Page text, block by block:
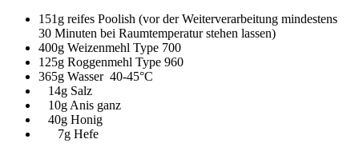
151g reifes Poolish (vor der Weiterverarbeitung mindestens
30 Minuten bei Raumtemperatur stehen lassen)
400g Weizenmehl Type 700
125g Roggenmehl Type 960
365g Wasser 40-45°C
14g Salz
10g Anis ganz
40g Honig
7g Hefe